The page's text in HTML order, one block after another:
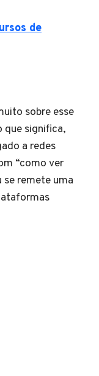
de
sobre esse
que significa,
a redes
“como ver
remete uma